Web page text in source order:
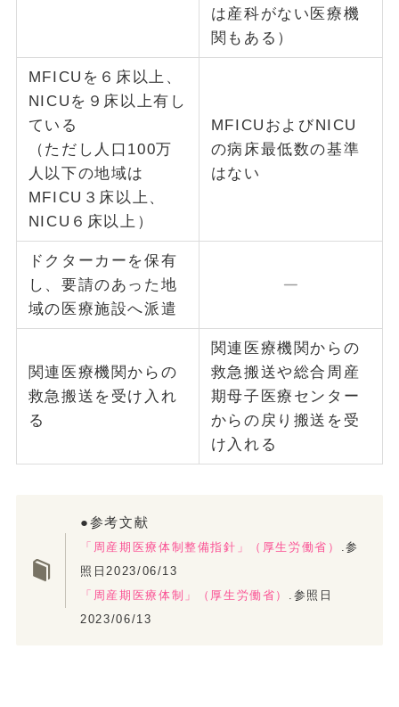
は産科がない医療機
関もある）
MFICUを６床以上、
NICUを９床以上有し
ている
（ただし人口100万
人以下の地域は
MFICU３床以上、
NICU６床以上）
MFICUおよびNICU
の病床最低数の基準
はない
ドクターカーを保有
し、要請のあった地
域の医療施設へ派遣
関連医療機関からの
救急搬送を受け入れ
る
関連医療機関からの
救急搬送や総合周産
期母子医療センター
からの戻り搬送を受
け入れる
●参考文献
「周産期医療体制整備指針」（厚生労働省） .参
照日2023/06/13
「周産期医療体制」（厚生労働省） .参照日
2023/06/13